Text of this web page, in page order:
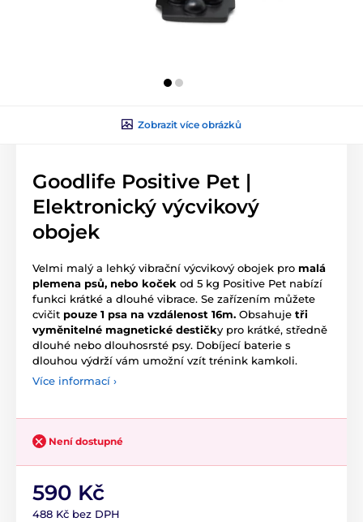
Zobrazit více obrázků
Goodlife Positive Pet |
Elektronický výcvikový
obojek
Velmi malý a lehký vibrační výcvikový obojek pro malá
plemena psů, nebo koček od 5 kg Positive Pet nabízí
funkci krátké a dlouhé vibrace. Se zařízením můžete
cvičit pouze 1 psa na vzdálenost 16m. Obsahuje tři
vyměnitelné magnetické destičky pro krátké, středně
dlouhé nebo dlouhosrsté psy. Dobíjecí baterie s
dlouhou výdrží vám umožní vzít trénink kamkoli.
Více informací ›
Není dostupné
590 Kč
488 Kč bez DPH